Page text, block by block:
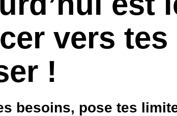
vers
!
besoins, pose tes